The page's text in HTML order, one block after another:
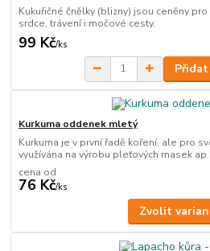
Kukuřičné čnělky (blizny) jsou ceněny
srdce, trávení i močové cesty.
99 Kč/ks
Kurkuma oddenek mletý
Kurkuma je v první řadě koření, ale pro
využívána na výrobu pleťových masek ap.
cena od
76 Kč/ks
Zvolit